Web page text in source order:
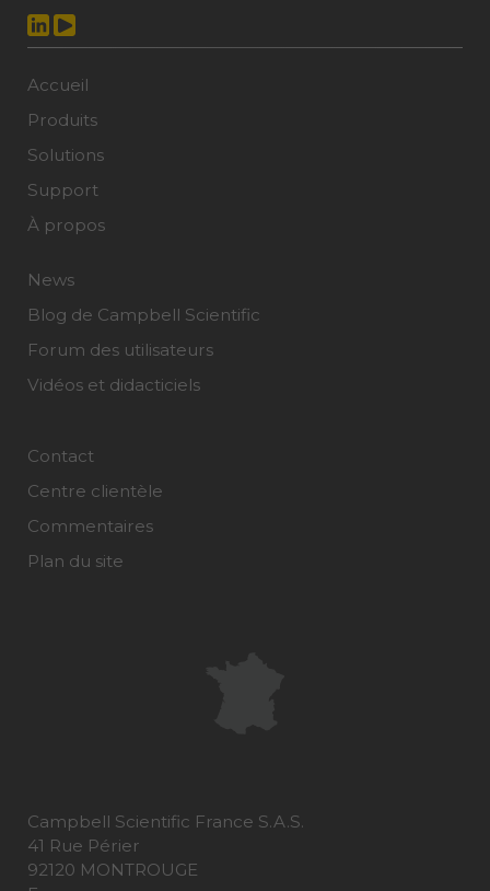
Accueil
Produits
Solutions
Support
À propos
News
Blog de Campbell Scientific
Forum des utilisateurs
Vidéos et didacticiels
Contact
Centre clientèle
Commentaires
Plan du site
Campbell Scientific France S.A.S.
41 Rue Périer
92120 MONTROUGE